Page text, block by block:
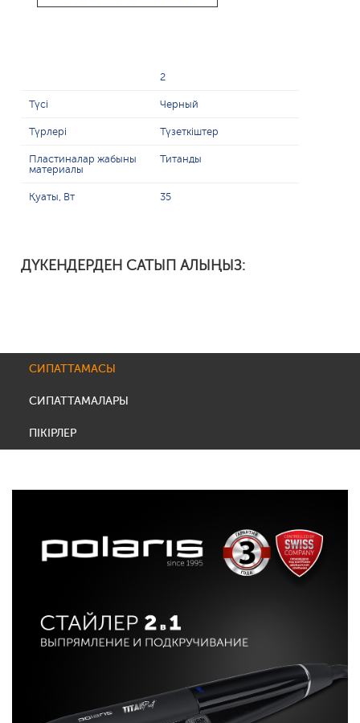
2
Түсі Черный
Түрлері Түзеткіштер
Пластиналар жабыны
материалы
Титанды
Қуаты, Вт 35
ДҮКЕНДЕРДЕН САТЫП АЛЫҢЫЗ:
СИПАТТАМАСЫ
СИПАТТАМАЛАРЫ
ПІКІРЛЕР